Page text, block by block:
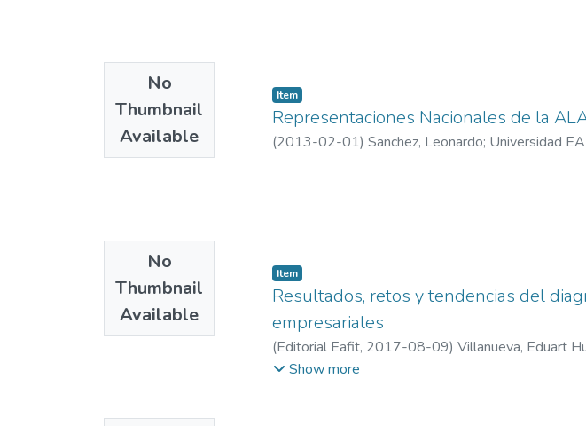
No
Thumbnail
Available
No
Thumbnail
Available
Item
Representaciones Nacionales de la
(2013-02-01) Sanchez, Leonardo; Universidad
Item
Resultados, retos y tendencias del
empresariales
(Editorial Eafit, 2017-08-09) Villanueva, Eduart
de Administración
Show more